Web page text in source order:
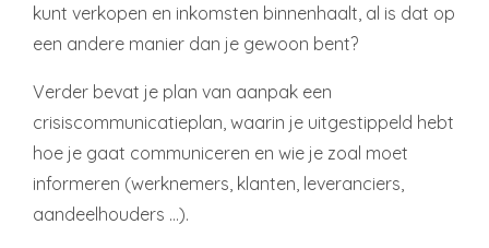
kunt verkopen en inkomsten binnenhaalt, al is dat op
een andere manier dan je gewoon bent?
Verder bevat je plan van aanpak een
crisiscommunicatieplan, waarin je uitgestippeld hebt
hoe je gaat communiceren en wie je zoal moet
informeren (werknemers, klanten, leveranciers,
aandeelhouders …).